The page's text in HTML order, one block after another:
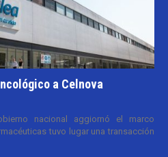
a Celnova
nacional aggiornó el marco
tuvo lugar una transacción